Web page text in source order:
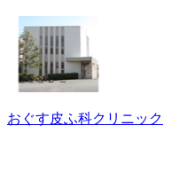
おぐす皮ふ科クリニック